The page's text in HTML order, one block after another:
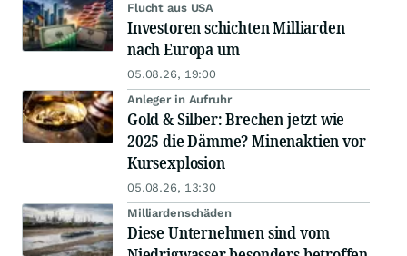
Flucht aus USA
Investoren schichten Milliarden
nach Europa um
05.08.26, 19:00
Anleger in Aufruhr
Gold & Silber: Brechen jetzt wie
2025 die Dämme? Minenaktien vor
Kursexplosion
05.08.26, 13:30
Milliardenschäden
Diese Unternehmen sind vom